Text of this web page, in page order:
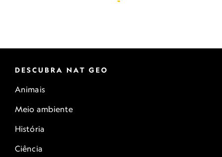
DESCUBRA NAT GEO
Animais
Meio ambiente
História
Ciência